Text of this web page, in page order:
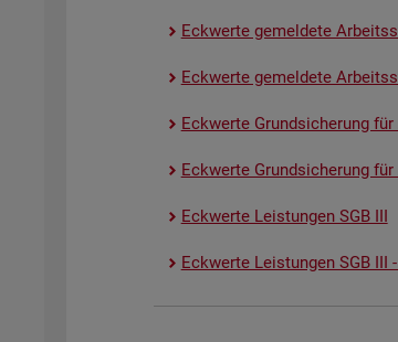
Eck­wer­te ge­mel­de­te
Eck­wer­te ge­mel­de­te
Eck­wer­te Grund­si­che­rung
Eck­wer­te Grund­si­che­rung
Eck­wer­te Leis­tun­gen SGB III
Eck­wer­te Leis­tun­gen SGB III